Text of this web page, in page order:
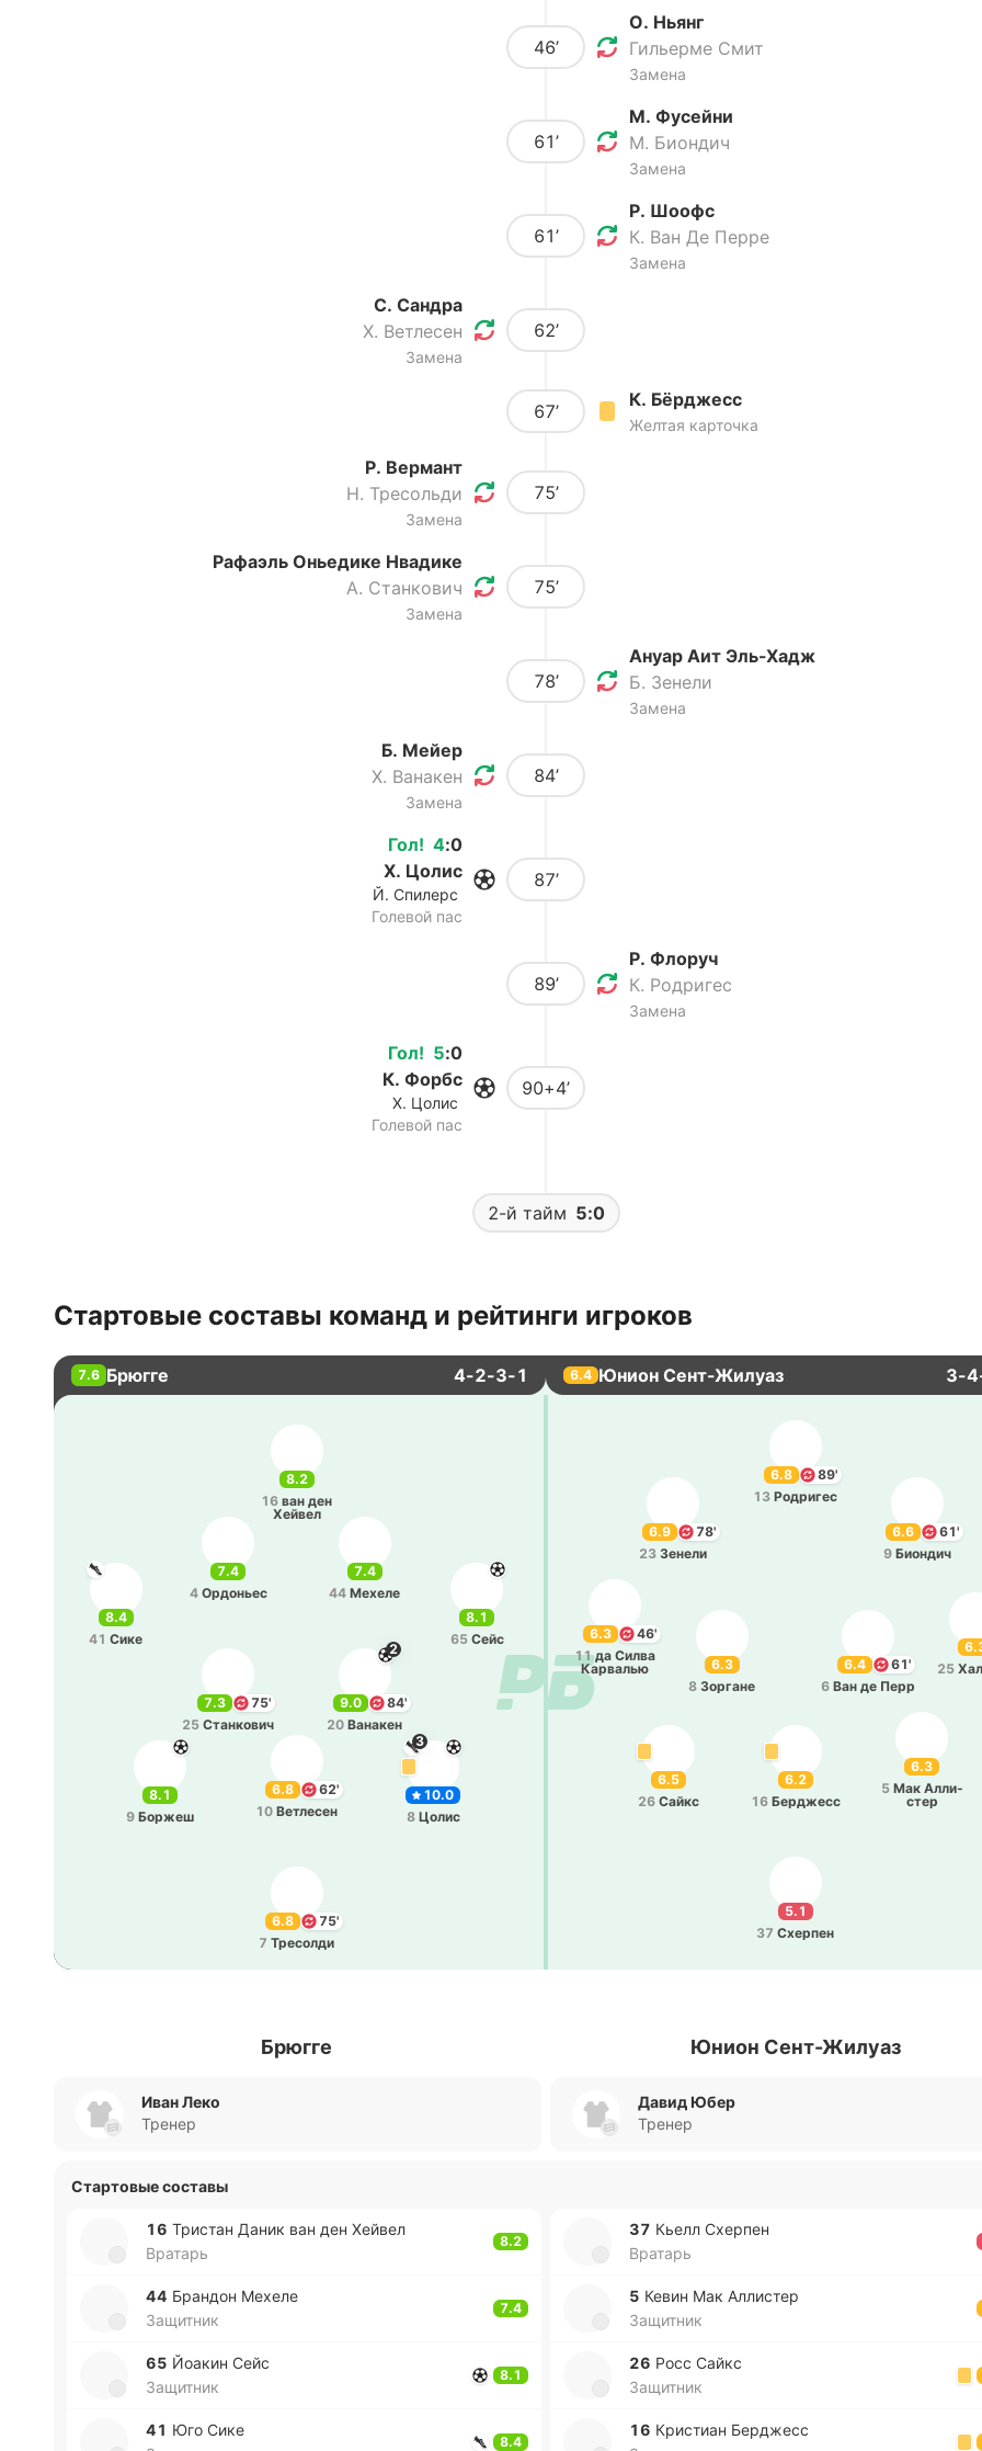
46’
О. Ньянг
Гильерме Смит
Замена
61’
М. Фусейни
М. Биондич
Замена
61’
Р. Шоофс
К. Ван Де Перре
Замена
С. Сандра
Х. Ветлесен
Замена
62’
67’
К. Бёрджесс
Желтая карточка
Р. Вермант
Н. Тресольди
Замена
75’
Рафаэль Оньедике Нвадике
А. Станкович
Замена
75’
78’
Ануар Аит Эль-Хадж
Б. Зенели
Замена
Б. Мейер
Х. Ванакен
Замена
84’
Гол! 4:0
Х. Цолис
Й. Спилерс
Голевой пас
87’
89’
Р. Флоруч
К. Родригес
Замена
Гол! 5:0
К. Форбс
Х. Цолис
Голевой пас
90+4’
2-й тайм 5:0
Стартовые составы команд и рейтинги игроков
7.6 Брюгге 4-2-3-1 6.4 Юнион Сент-Жилуаз 3-
8.2
16 ван ден
Хейвел
7.4
44 Мехеле
8.1
65 Сейс
8.4
41 Сике
7.4
4 Ордо­ньес
8.1
9 Боржеш
9.0 84'
2
20 Ва­на­кен
10.0
3
8 Цолис
7.3
75'
25 Ста­нко­вич
6.8
62'
10 Ве­тле­сен
6.8
75'
7 Тре­со­лди
5.1
37 Схе­рпен
6.3
5 Мак Алли­
стер
6.5
26 Сайкс
6.2
16 Бе­рджесс
6.3
8 Зо­рга­не
6.4
61'
6 Ван де Перр
25
6.6
61'
9 Био­ндич
6.9
78'
23 Зенели
6.3
46'
11 да Силва
Ка­рва­лью
6.8
89'
13 Ро­дри­гес
Брюгге Юнион Сент-Жилуаз
Иван Леко
Тренер
Давид Юбер
Тренер
Стартовые составы
16 Три­стан Даник ван ден Хейвел
Вратарь
8.2
44 Бра­ндон Мехеле
Защитник
7.4
65 Йоакин Сейс
Защитник
8.1
41 Юго Сике
8.4
37 Кьелл Схе­рпен
Вратарь
5 Кевин Мак Алли­стер
Защитник
26 Росс Сайкс
Защитник
16 Кри­стиан Бе­рджесс